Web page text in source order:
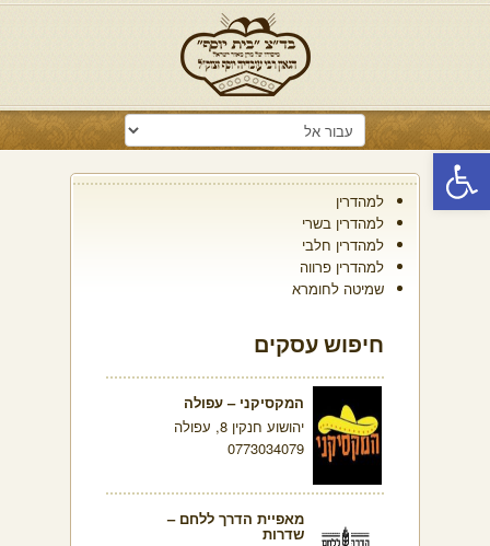
פתח סרגל נגישות
למהדרין
למהדרין בשרי
למהדרין חלבי
למהדרין פרווה
שמיטה לחומרא
חיפוש עסקים
המקסיקני – עפולה
יהושוע חנקין 8, עפולה
0773034079
מאפיית הדרך ללחם –
שדרות